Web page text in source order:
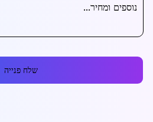
שלח פנייה